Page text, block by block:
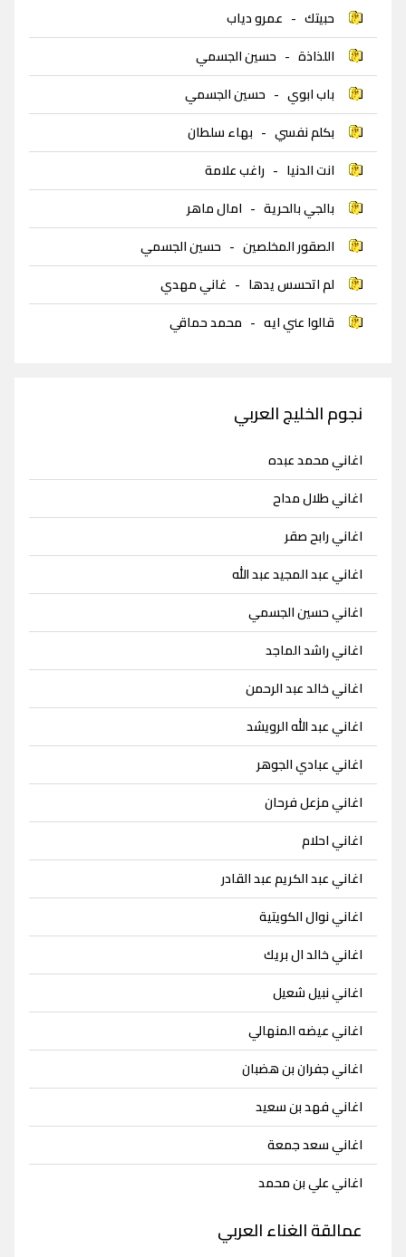
حبيتك - عمرو دياب
اللذاذة - حسين الجسمي
باب ابوي - حسين الجسمي
بكلم نفسي - بهاء سلطان
انت الدنيا - راغب علامة
بالجي بالحرية - امال ماهر
الصقور المخلصين - حسين الجسمي
لم اتحسس يدها - غاني مهدي
قالوا عني ايه - محمد حماقي
نجوم الخليج العربي
اغاني محمد عبده
اغاني طلال مداح
اغاني رابح صقر
اغاني عبد المجيد عبد الله
اغاني حسين الجسمي
اغاني راشد الماجد
اغاني خالد عبد الرحمن
اغاني عبد الله الرويشد
اغاني عبادي الجوهر
اغاني مزعل فرحان
اغاني احلام
اغاني عبد الكريم عبد القادر
اغاني نوال الكويتية
اغاني خالد ال بريك
اغاني نبيل شعيل
اغاني عيضه المنهالي
اغاني جفران بن هضبان
اغاني فهد بن سعيد
اغاني سعد جمعة
اغاني علي بن محمد
عمالقة الغناء العربي